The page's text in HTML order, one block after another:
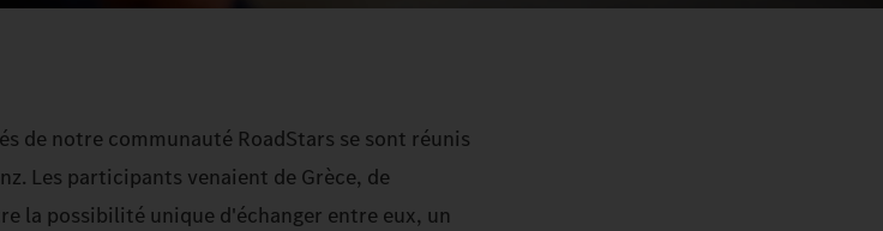
de notre communauté RoadStars se sont réunis
Les participants venaient de Grèce, de
la possibilité unique d'échanger entre eux, un